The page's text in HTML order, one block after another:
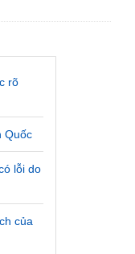
rõ
Quốc
lỗi do
của